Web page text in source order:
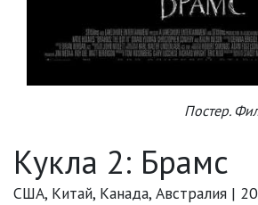
Постер.
Кукла 2: Брамс
США, Китай, Канада, Австралия |